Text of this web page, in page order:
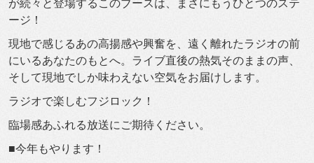
ージ！
現地で感じるあの高揚感や興奮を、 遠く離れたラジオの前
にいるあなたのもとへ。 ライブ直後の熱気そのままの声、
そして現地でしか味わえない空気をお届けします。
ラジオで楽しむフジロック！
臨場感あふれる放送にご期待ください。
■今年もやります！